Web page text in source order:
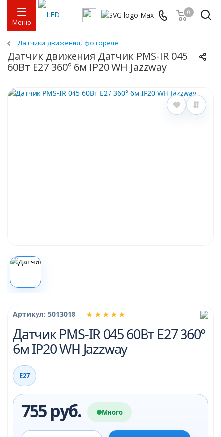
Меню
0
Датчики движения, фотореле
Датчик движения Датчик PMS-IR 045
60Вт Е27 360° 6м IP20 WH Jazzway
★★★★★
Артикул: 5013018
Датчик PMS-IR 045 60Вт Е27 360°
6м IP20 WH Jazzway
Е27
755 руб. Много